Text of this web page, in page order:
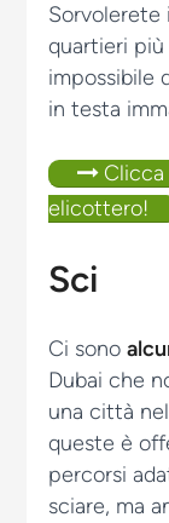
Sorvolerete
quartieri più
impossibile
in testa
Clicca
elicottero!
Sci
Ci sono
Dubai che
una città
queste è
percorsi
sciare, ma